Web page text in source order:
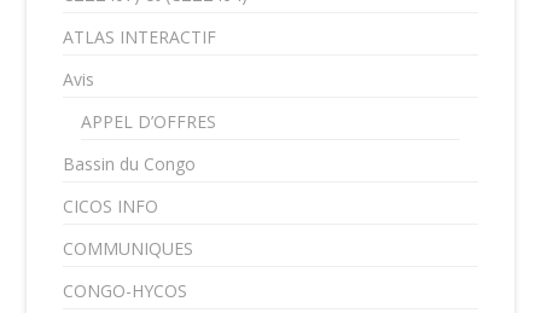
ATLAS INTERACTIF
Avis
APPEL D’OFFRES
Bassin du Congo
CICOS INFO
COMMUNIQUES
CONGO-HYCOS